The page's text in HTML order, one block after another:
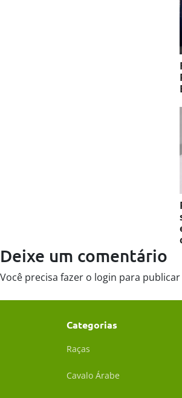
Deixe um comentário
Você precisa fazer o login para
Categorias
Raças
Cavalo Árabe